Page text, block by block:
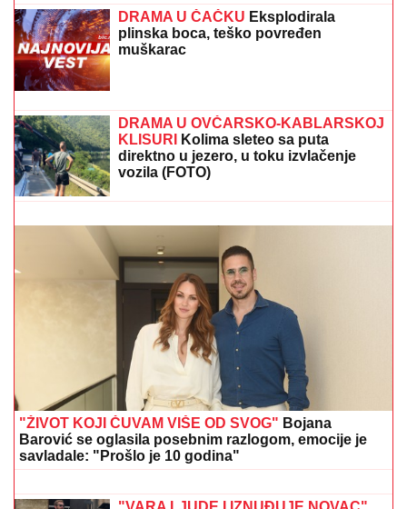
NA MALDIVIMA!Evo o kome je reč:
Trčkaraju po pesku, golišava tela u
prvom planu (FOTO)
muškarac
"NE UMIRE SE ZA LJUDIMA KOJI SU PUCALI U
Brutalno oglašavanje Jovane Jeremić 5 dana
nakon veridbe Dragana Stankovića: "Znali su šta
rade"
DRAMA U OVČARSKO-KABLARSKOJ
KLISURIKolima sleteo sa puta
direktno u jezero, u toku izvlačenje